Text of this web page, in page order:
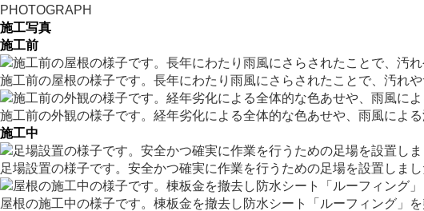
PHOTOGRAPH
施工写真
施工前
施工前の屋根の様子です。長年にわたり雨風にさらされたことで、汚れ
施工前の外観の様子です。経年劣化による全体的な色あせや、雨風による
施工中
足場設置の様子です。安全かつ確実に作業を行うための足場を設置しま
屋根の施工中の様子です。棟板金を撤去し防水シート「ルーフィング」を